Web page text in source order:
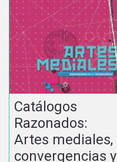
Catálogos
Razonados:
Artes mediales,
convergencias y